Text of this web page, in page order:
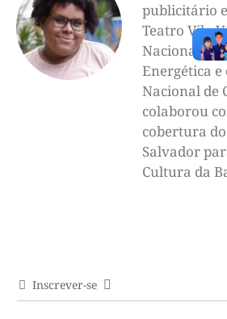
publicitário
Teatro Vila
Nacional de
Energética
Nacional de
colaborou
cobertura
Salvador
Cultura da
Inscrever-se